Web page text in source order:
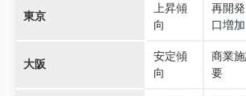
東京
上昇傾
向
再開
口増加
大阪
安定傾
向
商業
要